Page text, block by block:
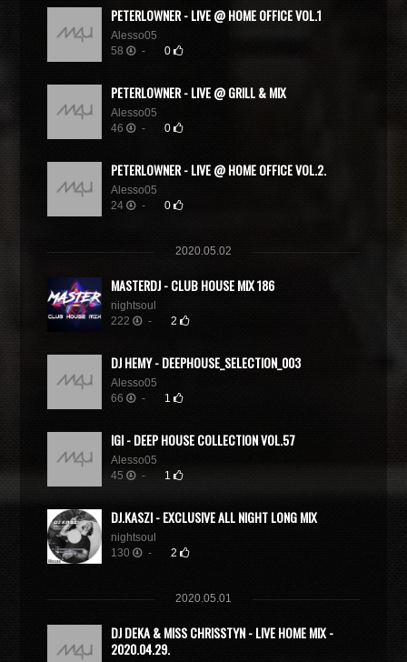
PETERLOWNER - LIVE @ HOME OFFICE VOL.1
Alesso05
58
- 0
PETERLOWNER - LIVE @ GRILL & MIX
Alesso05
46
- 0
PETERLOWNER - LIVE @ HOME OFFICE VOL.2.
Alesso05
24
- 0
2020.05.02
MASTERDJ - CLUB HOUSE MIX 186
nightsoul
222
- 2
DJ HEMY - DEEPHOUSE_SELECTION_003
Alesso05
66
- 1
IGI - DEEP HOUSE COLLECTION VOL.57
Alesso05
45
- 1
DJ.KASZI - EXCLUSIVE ALL NIGHT LONG MIX
nightsoul
130
- 2
2020.05.01
DJ DEKA & MISS CHRISSTYN - LIVE HOME MIX -
2020.04.29.